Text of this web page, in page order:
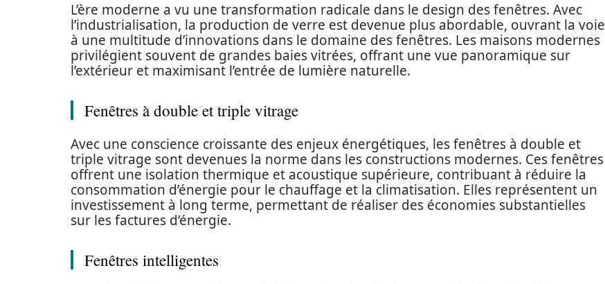
L’ère moderne a vu une transformation radicale dans le design des fenêtres. Avec
l’industrialisation, la production de verre est devenue plus abordable, ouvrant la voie
à une multitude d’innovations dans le domaine des fenêtres. Les maisons modernes
privilégient souvent de grandes baies vitrées, offrant une vue panoramique sur
l’extérieur et maximisant l’entrée de lumière naturelle.
Fenêtres à double et triple vitrage
Avec une conscience croissante des enjeux énergétiques, les fenêtres à double et
triple vitrage sont devenues la norme dans les constructions modernes. Ces fenêtres
offrent une isolation thermique et acoustique supérieure, contribuant à réduire la
consommation d’énergie pour le chauffage et la climatisation. Elles représentent un
investissement à long terme, permettant de réaliser des économies substantielles
sur les factures d’énergie.
Fenêtres intelligentes